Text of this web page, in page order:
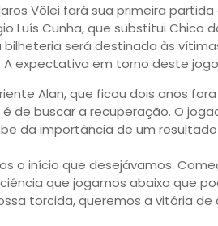
Vôlei fará sua primeira
Luís Cunha, que substitui Chico
bilheteria será destinada às
A expectativa em torno deste
Alan, que ficou dois anos
de buscar a recuperação. O
da importância de um
o início que desejávamos.
que jogamos abaixo que
torcida, queremos a vitória de